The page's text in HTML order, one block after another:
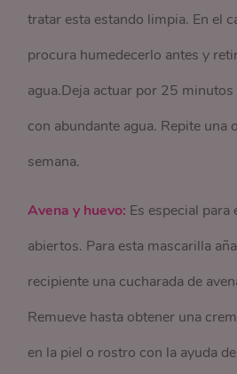
tratar esta estando limpia. En el
procura humedecerlo antes y
agua.Deja actuar por 25
con abundante agua. Repite una
semana.
Avena y huevo: Es especial
abiertos. Para esta mascarilla
recipiente una cucharada de
Remueve hasta obtener una
en la piel o rostro con la ayuda